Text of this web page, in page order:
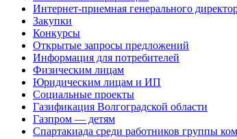
Интернет-приемная генерального
Закупки
Конкурсы
Открытые запросы предложений
Информация для потребителей
Физическим лицам
Юридическим лицам и ИП
Социальные проекты
Газификация Волгоградской области
Газпром — детям
Спартакиада среди работников группы